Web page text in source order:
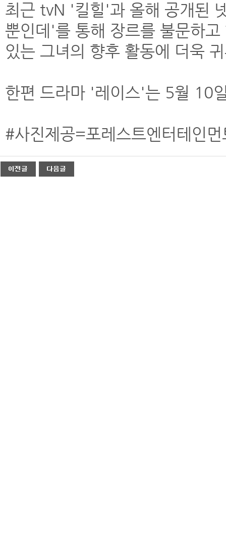
최근 tvN '킬힐'과 올해 공개된
뿐인데'를 통해 장르를 불문하
있는 그녀의 향후 활동에 더욱
한편 드라마 '레이스'는 5월 10
#사진제공=포레스트엔터테인먼